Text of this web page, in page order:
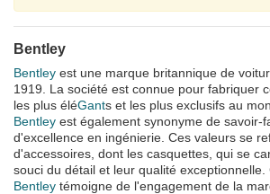
Bentley
Bentley est une marque britannique de
1919. La société est connue pour fabriquer
les plus éléGants et les plus exclusifs au
Bentley est également synonyme de savoir-
d'excellence en ingénierie. Ces valeurs se
d'accessoires, dont les casquettes, qui se
souci du détail et leur qualité
Bentley témoigne de l'engagement de la